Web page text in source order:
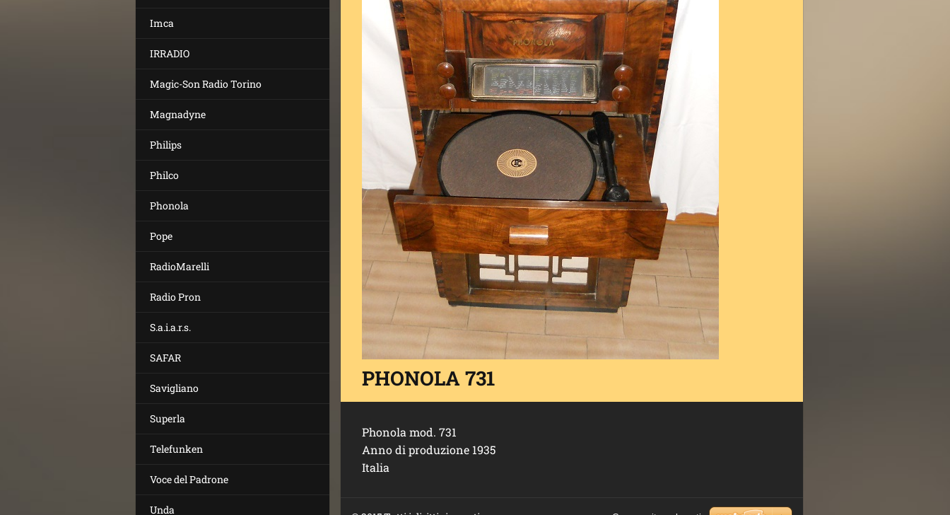
Imca
IRRADIO
Magic-Son Radio Torino
Magnadyne
Philips
Philco
Phonola
Pope
RadioMarelli
Radio Pron
S.a.i.a.r.s.
SAFAR
Savigliano
Superla
Telefunken
Voce del Padrone
Unda
PHONOLA 731
Phonola mod. 731
Anno di produzione 1935
Italia